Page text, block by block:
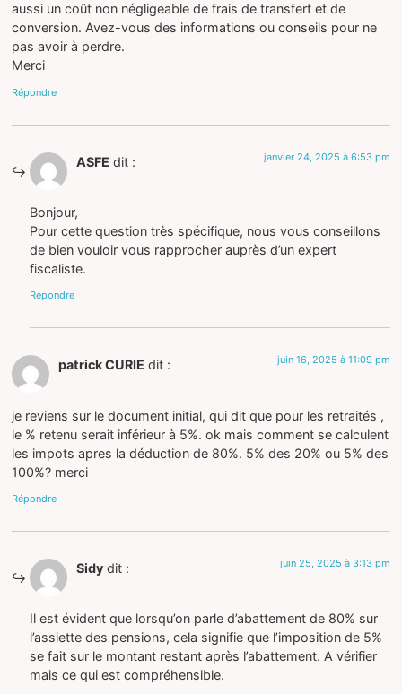
aussi un coût non négligeable de frais de transfert et de
conversion. Avez-vous des informations ou conseils pour ne
pas avoir à perdre.
Merci
Répondre
ASFE dit : janvier 24, 2025 à 6:53 pm
Bonjour,
Pour cette question très spécifique, nous vous conseillons
de bien vouloir vous rapprocher auprès d’un expert
fiscaliste.
Répondre
patrick CURIE dit : juin 16, 2025 à 11:09 pm
je reviens sur le document initial, qui dit que pour les retraités ,
le % retenu serait inférieur à 5%. ok mais comment se calculent
les impots apres la déduction de 80%. 5% des 20% ou 5% des
100%? merci
Répondre
Sidy dit : juin 25, 2025 à 3:13 pm
Il est évident que lorsqu’on parle d’abattement de 80% sur
l’assiette des pensions, cela signifie que l’imposition de 5%
se fait sur le montant restant après l’abattement. A vérifier
mais ce qui est compréhensible.